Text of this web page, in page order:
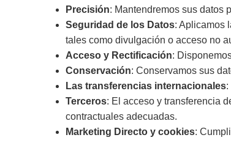
Precisión: Mantendremos sus datos
Seguridad de los Datos: Aplicamos
tales como divulgación o acceso no
Acceso y Rectificación:
Conservación: Conservamos sus
Las transferencias internacionales:
Terceros: El acceso y transferencia
contractuales adecuadas.
Marketing Directo y cookies: